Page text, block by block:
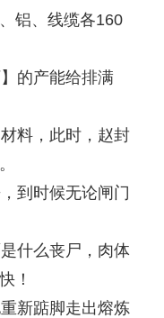
铝、线缆各160
的产能给排满
料，此时，赵封
到时候无论闸门
什么丧尸，肉体
！
新踮脚走出熔炼